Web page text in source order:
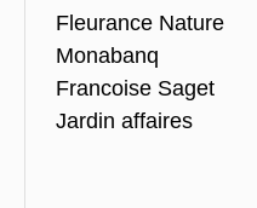
Fleurance Nature
Monabanq
Francoise Saget
Jardin affaires